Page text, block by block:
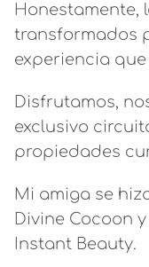
Honestamente,
transformados
experiencia
Disfrutamos,
exclusivo
propiedades
Mi amiga se
Divine Cocoon
Instant Beauty.